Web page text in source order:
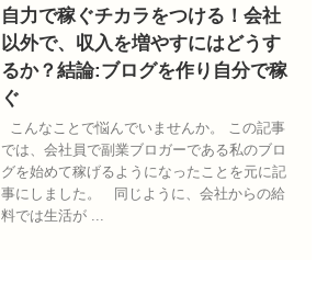
自力で稼ぐチカラをつける！会社
以外で、収入を増やすにはどうす
るか？結論:ブログを作り自分で稼
ぐ
こんなことで悩んでいませんか。 この記事
では、会社員で副業ブロガーである私のブロ
グを始めて稼げるようになったことを元に記
事にしました。 同じように、会社からの給
料では生活が ...